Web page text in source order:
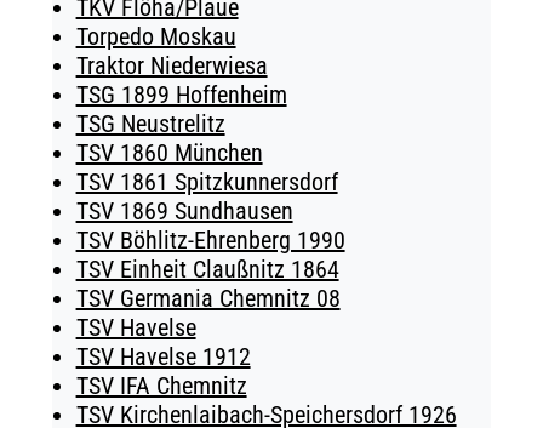
TKV Flöha/Plaue
Torpedo Moskau
Traktor Niederwiesa
TSG 1899 Hoffenheim
TSG Neustrelitz
TSV 1860 München
TSV 1861 Spitzkunnersdorf
TSV 1869 Sundhausen
TSV Böhlitz-Ehrenberg 1990
TSV Einheit Claußnitz 1864
TSV Germania Chemnitz 08
TSV Havelse
TSV Havelse 1912
TSV IFA Chemnitz
TSV Kirchenlaibach-Speichersdorf 1926